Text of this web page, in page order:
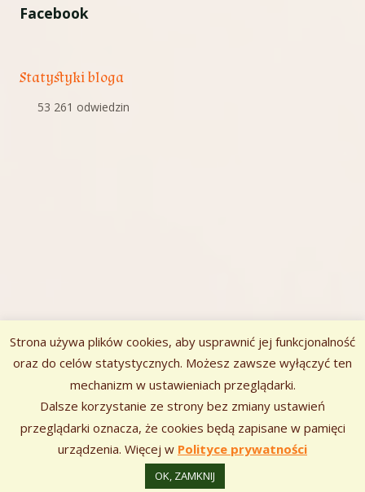
Facebook
Statystyki bloga
53 261 odwiedzin
Zawartość
stopki
Tiny Framework • Zaloguj się
Strona używa plików cookies, aby usprawnić jej funkcjonalność
oraz do celów statystycznych. Możesz zawsze wyłączyć ten
mechanizm w ustawieniach przeglądarki.
Dalsze korzystanie ze strony bez zmiany ustawień
przeglądarki oznacza, że cookies będą zapisane w pamięci
urządzenia. Więcej w Polityce prywatności
OK, ZAMKNIJ